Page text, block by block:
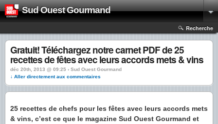
Sud Ouest Gourmand
Recherche
Gratuit! Téléchargez notre carnet PDF de 25
recettes de fêtes avec leurs accords mets & vins
déc 20th, 2013 @ 09:25 › Sud Ouest Gourmand
↓ Aller directement aux commentaires
25 recettes de chefs pour les fêtes avec leurs accords mets
& vins, c’est ce que le magazine Sud Ouest Gourmand et